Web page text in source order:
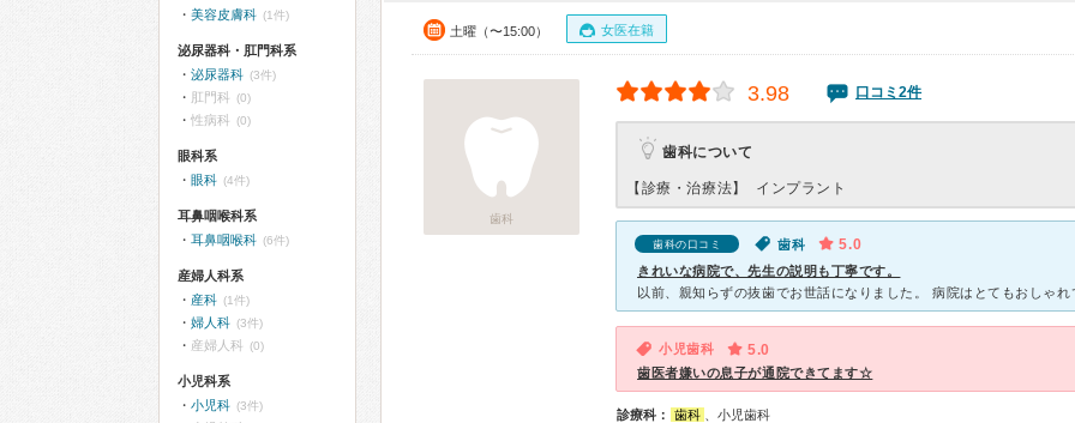
土曜（〜15:00） 女医在籍
歯科
3.98 口コミ2件
歯科について
【診療・治療法】 インプラント
歯科の口コミ 歯科 5.0
きれいな病院で、先生の説明も丁寧です。
小児歯科 5.0
歯医者嫌いの息子が通院できてます☆
診療科： 歯科 、小児歯科
美容皮膚科 (1件)
泌尿器科・肛門科系
泌尿器科 (3件)
肛門科 (0)
性病科 (0)
眼科系
眼科 (4件)
耳鼻咽喉科系
耳鼻咽喉科 (6件)
産婦人科系
産科 (1件)
婦人科 (3件)
産婦人科 (0)
小児科系
小児科 (3件)